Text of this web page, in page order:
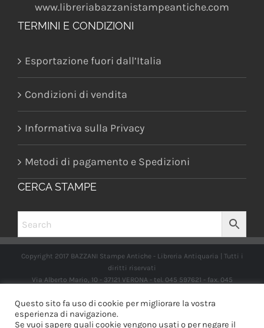
www.libreriabazzanistampeantiche.com
TERMINI E CONDIZIONI
Esportazione fuori dall’Italia
Condizioni di vendita
Informativa sulla Privacy
Metodi di pagamento e Spedizioni
CERCA STAMPE
Copyright 2017 BAZZANI Stampe Antiche - Libreria Antiquaria | Tutti i
diritti riservati
Via Alberto Mario, 10 - 37121 VERONA - tel. 045 597621 - fax. 045
IT03989970235
Questo sito fa uso di cookie per migliorare la vostra
esperienza di navigazione.
Se vuoi sapere quali cookie vengono usati o per negare il